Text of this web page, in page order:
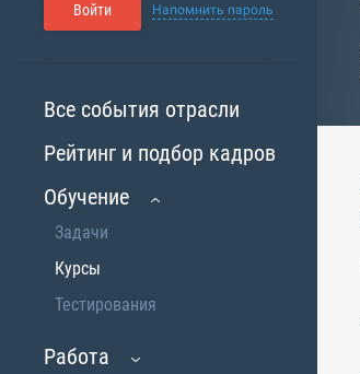
Войти Напомнить пароль
Все события отрасли
Рейтинг и подбор кадров
Обучение
Задачи
Курсы
Тестирования
Работа